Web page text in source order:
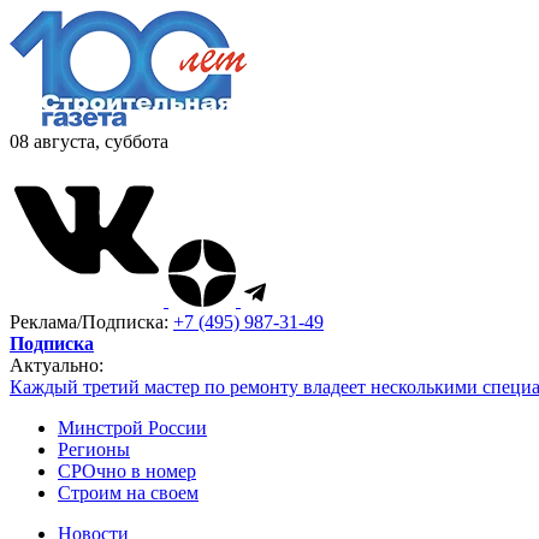
08 августа, суббота
Реклама/Подписка: +7 (495) 987-31-49
Подписка
Актуально:
Каждый третий мастер по ремонту владеет несколькими
Минстрой России
Регионы
СРОчно в номер
Строим на своем
Новости